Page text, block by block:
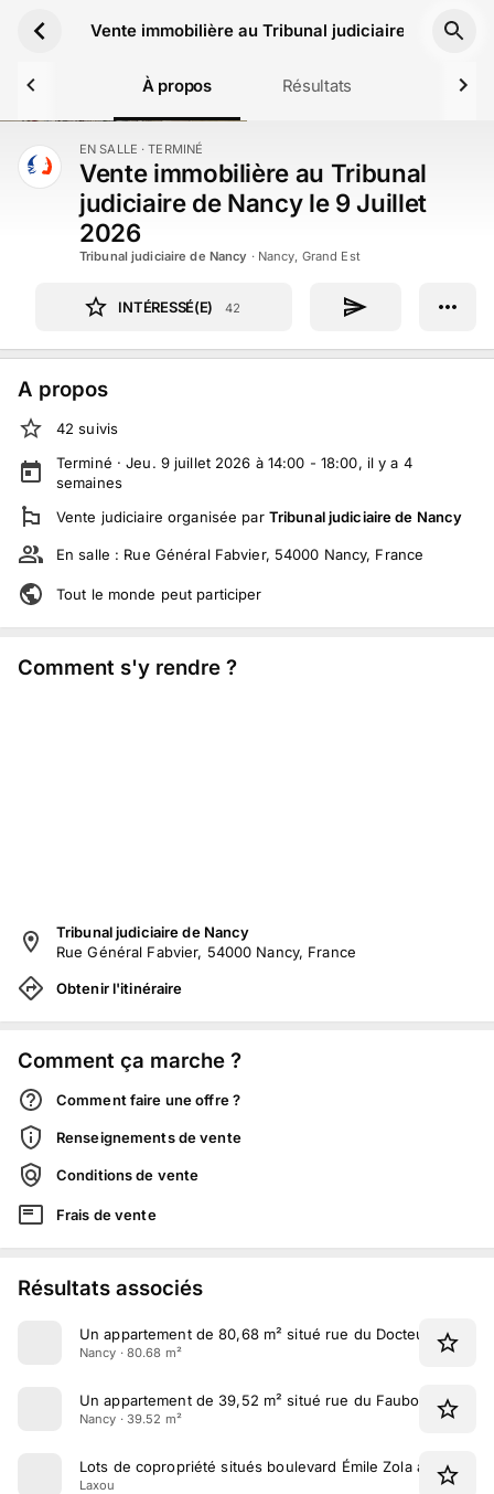
Vente immobilière au Tribunal judiciaire de
À propos Résultats
TERMINÉ EN SALLE · TERMINÉ
Vente immobilière au Tribunal
judiciaire de Nancy le 9 Juillet
2026
Tribunal judiciaire de Nancy · Nancy, Grand Est
INTÉRESSÉ(E) 42
A propos
42 suivis
Terminé ·Jeu. 9 juillet 2026 à 14:00 - 18:00, il y a 4
semaines
Vente judiciaire organisée par Tribunal judiciaire de Nancy
En salle : Rue Général Fabvier, 54000 Nancy, France
Tout le monde peut participer
Comment s'y rendre ?
Tribunal judiciaire de Nancy
Rue Général Fabvier, 54000 Nancy, France
Obtenir l'itinéraire
Comment ça marche ?
Comment faire une offre ?
Renseignements de vente
Conditions de vente
Frais de vente
Résultats associés
Un appartement de 80,68 m² situé rue du Docteur
Nancy · 80.68 m²
Un appartement de 39,52 m² situé rue du Faubourg des 3
Nancy · 39.52 m²
Lots de copropriété situés boulevard Émile Zola à Laxou
Laxou